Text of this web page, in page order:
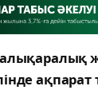
ақпарат